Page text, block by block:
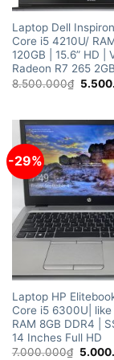
Laptop Dell
Core i5 4210U/
120GB | 15.6” HD |
Radeon R7 265 2GB
8.500.000₫ Giá
-29%
Laptop HP
Core i5 6300U| like
RAM 8GB DDR4 |
14 Inches Full HD
7.000.000₫ Giá